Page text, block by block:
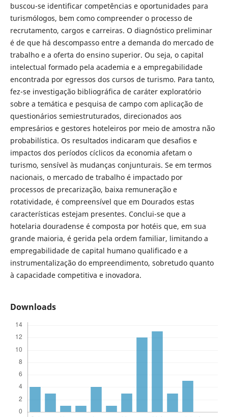
buscou-se identificar competências e oportunidades para
turismólogos, bem como compreender o processo de
recrutamento, cargos e carreiras. O diagnóstico preliminar
é de que há descompasso entre a demanda do mercado de
trabalho e a oferta do ensino superior. Ou seja, o capital
intelectual formado pela academia e a empregabilidade
encontrada por egressos dos cursos de turismo. Para tanto,
fez-se investigação bibliográfica de caráter exploratório
sobre a temática e pesquisa de campo com aplicação de
questionários semiestruturados, direcionados aos
empresários e gestores hoteleiros por meio de amostra não
probabilística. Os resultados indicaram que desafios e
impactos dos períodos cíclicos da economia afetam o
turismo, sensível às mudanças conjunturais. Se em termos
nacionais, o mercado de trabalho é impactado por
processos de precarização, baixa remuneração e
rotatividade, é compreensível que em Dourados estas
características estejam presentes. Conclui-se que a
hotelaria douradense é composta por hotéis que, em sua
grande maioria, é gerida pela ordem familiar, limitando a
empregabilidade de capital humano qualificado e a
instrumentalização do empreendimento, sobretudo quanto
à capacidade competitiva e inovadora.
Downloads